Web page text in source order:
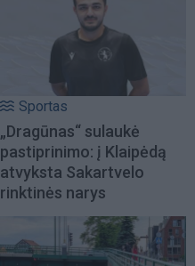
Sportas
„Dragūnas“ sulaukė
pastiprinimo: į Klaipėdą
atvyksta Sakartvelo
rinktinės narys